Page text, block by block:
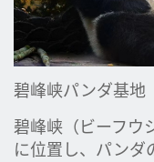
碧峰峡パンダ基地
碧峰峡（ビーフウ
に位置し、パンダ